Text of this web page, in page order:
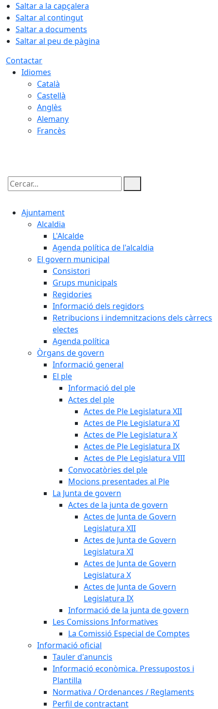
Saltar a la capçalera
Saltar al contingut
Saltar a documents
Saltar al peu de pàgina
Contactar
Idiomes
Català
Castellà
Anglès
Alemany
Francès
Cercar:
Ajuntament
Alcaldia
L'Alcalde
Agenda política de l'alcaldia
El govern municipal
Consistori
Grups municipals
Regidories
Informació dels regidors
Retribucions i indemnitzacions dels càrrecs
electes
Agenda política
Òrgans de govern
Informació general
El ple
Informació del ple
Actes del ple
Actes de Ple Legislatura XII
Actes de Ple Legislatura XI
Actes de Ple Legislatura X
Actes de Ple Legislatura IX
Actes de Ple Legislatura VIII
Convocatòries del ple
Mocions presentades al Ple
La Junta de govern
Actes de la junta de govern
Actes de Junta de Govern
Legislatura XII
Actes de Junta de Govern
Legislatura XI
Actes de Junta de Govern
Legislatura X
Actes de Junta de Govern
Legislatura IX
Informació de la junta de govern
Les Comissions Informatives
La Comissió Especial de Comptes
Informació oficial
Tauler d'anuncis
Informació econòmica. Pressupostos i
Plantilla
Normativa / Ordenances / Reglaments
Perfil de contractant